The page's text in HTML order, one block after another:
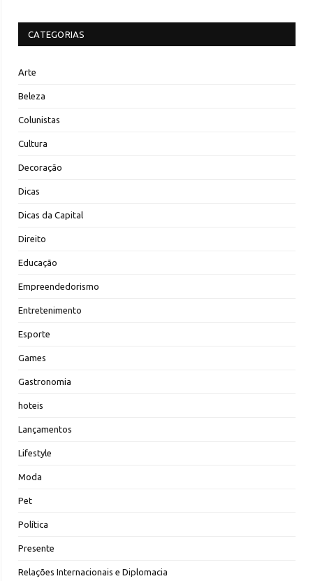
CATEGORIAS
Arte
Beleza
Colunistas
Cultura
Decoração
Dicas
Dicas da Capital
Direito
Educação
Empreendedorismo
Entretenimento
Esporte
Games
Gastronomia
hoteis
Lançamentos
Lifestyle
Moda
Pet
Política
Presente
Relações Internacionais e Diplomacia